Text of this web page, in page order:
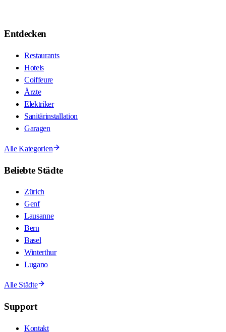
Entdecken
Restaurants
Hotels
Coiffeure
Ärzte
Elektriker
Sanitärinstallation
Garagen
Alle Kategorien
Beliebte Städte
Zürich
Genf
Lausanne
Bern
Basel
Winterthur
Lugano
Alle Städte
Support
Kontakt